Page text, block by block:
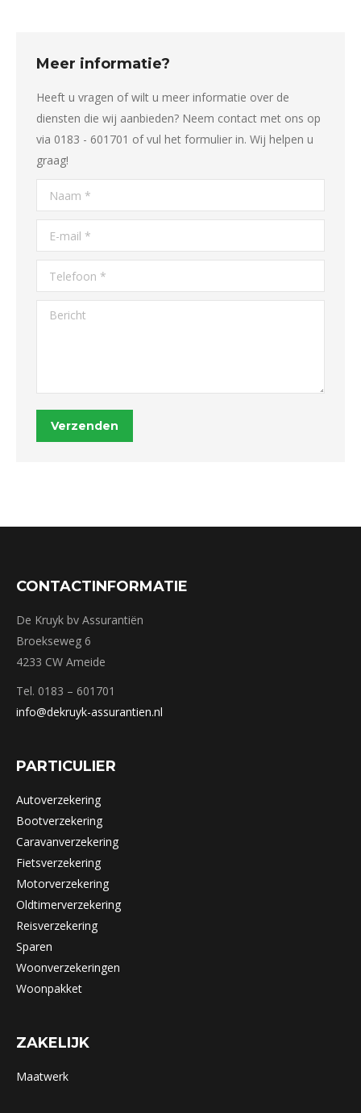
Meer informatie?
Heeft u vragen of wilt u meer informatie over de
diensten die wij aanbieden? Neem contact met ons op
via 0183 - 601701 of vul het formulier in. Wij helpen u
graag!
Naam *
E-mail *
Telefoon *
Bericht
Verzenden
CONTACTINFORMATIE
De Kruyk bv Assurantiën
Broekseweg 6
4233 CW Ameide
Tel. 0183 – 601701
info@dekruyk-assurantien.nl
PARTICULIER
Autoverzekering
Bootverzekering
Caravanverzekering
Fietsverzekering
Motorverzekering
Oldtimerverzekering
Reisverzekering
Sparen
Woonverzekeringen
Woonpakket
ZAKELIJK
Maatwerk